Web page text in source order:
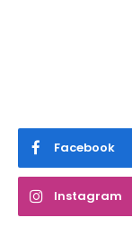
Facebook
Instagram